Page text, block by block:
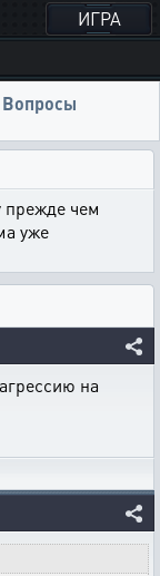
ИГРА
Вопросы
чем
уже
на